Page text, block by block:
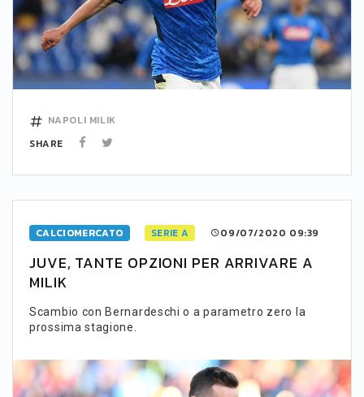
NAPOLI MILIK
SHARE
CALCIOMERCATO SERIE A 09/07/2020 09:39
JUVE, TANTE OPZIONI PER ARRIVARE A
MILIK
Scambio con Bernardeschi o a parametro zero la
prossima stagione.